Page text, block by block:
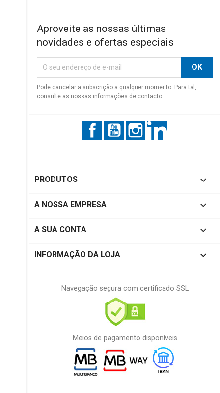
Aproveite as nossas últimas
novidades e ofertas especiais
Pode cancelar a subscrição a qualquer momento. Para tal,
consulte as nossas informações de contacto.
FacebookYouTubeInstagram
PRODUTOS 
A NOSSA EMPRESA 
A SUA CONTA 
INFORMAÇÃO DA LOJA keyboard_arrow_down
Navegação segura com certificado SSL
Meios de pagamento disponíveis